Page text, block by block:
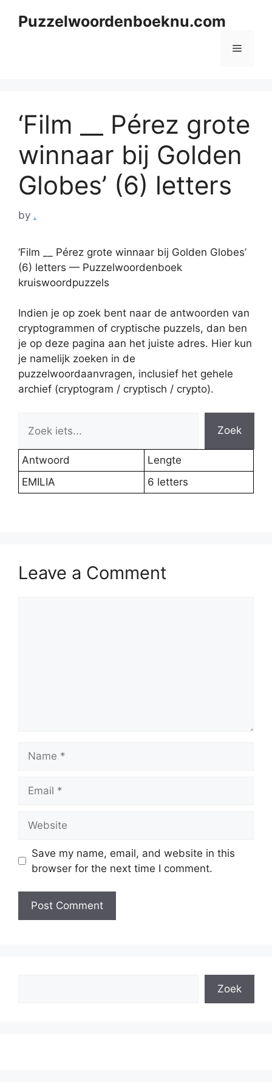
Puzzelwoordenboeknu.com
Menu
‘Film __ Pérez grote
winnaar bij Golden
Globes’ (6) letters
by .
‘Film __ Pérez grote winnaar bij Golden Globes’
(6) letters — Puzzelwoordenboek
kruiswoordpuzzels
Indien je op zoek bent naar de antwoorden van
cryptogrammen of cryptische puzzels, dan ben
je op deze pagina aan het juiste adres. Hier kun
je namelijk zoeken in de
puzzelwoordaanvragen, inclusief het gehele
archief (cryptogram / cryptisch / crypto).
Zoek
Antwoord
Lengte
EMILIA
6 letters
Leave a Comment
Save my name, email, and website in this
browser for the next time I comment.
Zoek